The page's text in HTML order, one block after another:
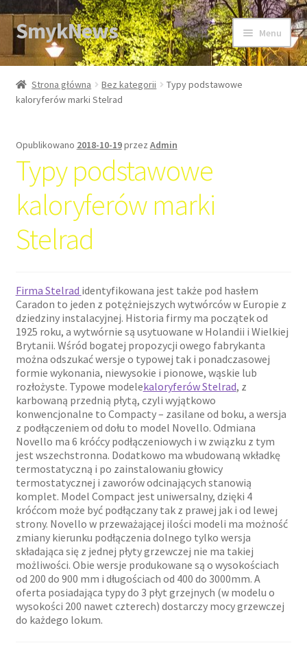
Przejdź
do
nawigacji
Przejdź
do
treści
SmykNews Menu
Strona główna
Strona główna Bez kategorii
Typy podstawowe
kaloryferów marki Stelrad
Opublikowano 2018-10-19przez Admin
Typy podstawowe
kaloryferów marki
Stelrad
Firma Stelrad identyfikowana jest także pod hasłem
Caradon to jeden z potężniejszych wytwórców w Europie z
dziedziny instalacyjnej. Historia firmy ma początek od
1925 roku, a wytwórnie są usytuowane w Holandii i Wielkiej
Brytanii. Wśród bogatej propozycji owego fabrykanta
można odszukać wersje o typowej tak i ponadczasowej
formie wykonania, niewysokie i pionowe, wąskie lub
rozłożyste. Typowe modelekaloryferów Stelrad, z
karbowaną przednią płytą, czyli wyjątkowo
konwencjonalne to Compacty – zasilane od boku, a wersja
z podłączeniem od dołu to model Novello. Odmiana
Novello ma 6 króćcy podłączeniowych i w związku z tym
jest wszechstronna. Dodatkowo ma wbudowaną wkładkę
termostatyczną i po zainstalowaniu głowicy
termostatycznej i zaworów odcinających stanowią
komplet. Model Compact jest uniwersalny, dzięki 4
króćcom może być podłączany tak z prawej jak i od lewej
strony. Novello w przeważającej ilości modeli ma możność
zmiany kierunku podłączenia dolnego tylko wersja
składająca się z jednej płyty grzewczej nie ma takiej
możliwości. Obie wersje produkowane są o wysokościach
od 200 do 900 mm i długościach od 400 do 3000mm. A
oferta posiadająca typy do 3 płyt grzejnych (w modelu o
wysokości 200 nawet czterech) dostarczy mocy grzewczej
do każdego lokum.